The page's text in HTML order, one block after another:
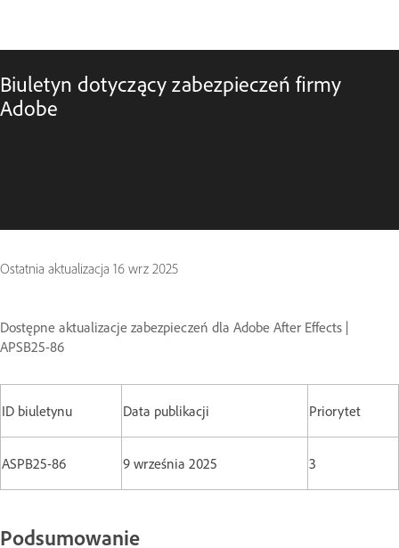
Biuletyn dotyczący zabezpieczeń firmy
Adobe
Ostatnia aktualizacja 16 wrz 2025
Dostępne aktualizacje zabezpieczeń dla Adobe After Effects |
APSB25-86
ID biuletynu Data publikacji Priorytet
ASPB25-86 9 września 2025 3
Podsumowanie